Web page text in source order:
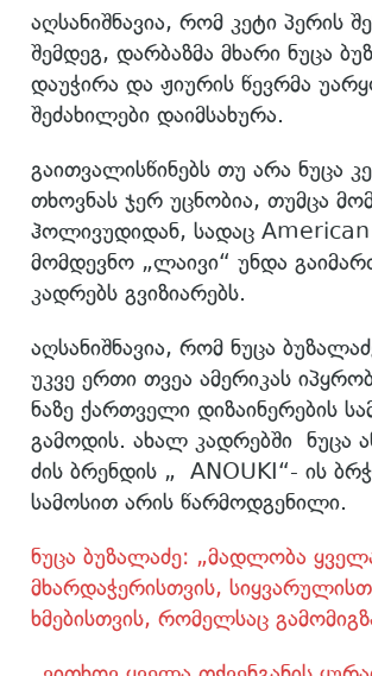
აღსანიშნავია, რომ კეტი პერის
შემდეგ, დარბაზმა მხარი ნუცა
დაუჭირა და ჟიურის წევრმა
შეძახილები დაიმსახურა.
გაითვალისწინებს თუ არა ნუცა
თხოვნას ჯერ უცნობია, თუმცა
ჰოლივუდიდან, სადაც
მომდევნო „ლაივი“ უნდა
კადრებს გვიზიარებს.
აღსანიშნავია, რომ ნუცა
უკვე ერთი თვეა ამე­რი­კას
ნა­ზე ქარ­თვე­ლი დი­ზა­ი­ნე­რე­ბის
გამოდის. ახალ კადრებში ნუცა
ძის ბრენ­დის „ ANOUKI“- ის
სამოსით არის წარმოდგენილი.
ნუცა ბუზალაძე: „მადლობა
მხარდაჭერისთვის,
ხმებისთვის, რომელსაც